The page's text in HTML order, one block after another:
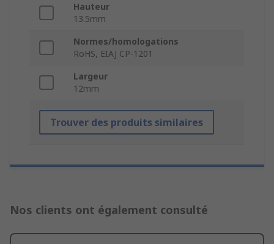
Hauteur
13.5mm
Normes/homologations
RoHS, EIAJ CP-1201
Largeur
12mm
Trouver des produits similaires
Nos clients ont également consulté